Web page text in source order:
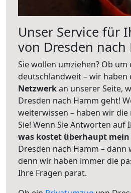
Unser Service für
von Dresden nach
Sie wollen umziehen? Ob um
deutschlandweit – wir haben
Netzwerkan unserer Seite,
Dresden nach Hamm geht!
weiterwissen – haben wir
Sie! Wenn Sie Antworten auf
was kostet überhaupt mein
Dresden nach Hamm – dann
denn wir haben immer die
Ihre Fragen parat.